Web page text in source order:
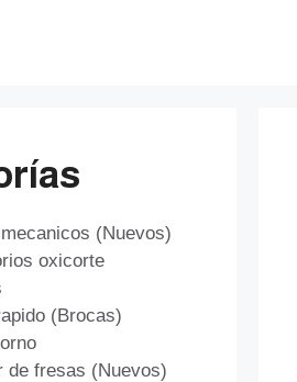
(Nuevos)
oxicorte
(Brocas)
de fresas (Nuevos)